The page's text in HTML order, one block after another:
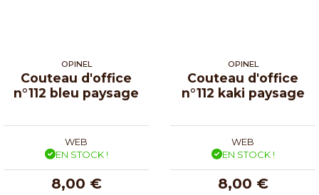
OPINEL
Couteau d'office
n°112 bleu paysage
WEB
EN STOCK !
8,00 €
OPINEL
Couteau d'office
n°112 kaki paysage
WEB
EN STOCK !
8,00 €